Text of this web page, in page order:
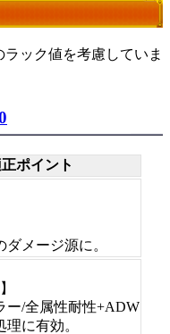
ック値を考慮していま
ポイント
メージ源に。
ー/全属性耐性+ADW
に有効。